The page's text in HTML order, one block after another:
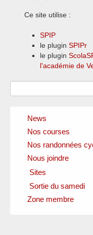
Ce site utilise :
SPIP
le plugin SPIPr
le plugin
l'académie de
News
Nos courses
Nos randonnées
Nous joindre
Sites
Clubs amis
Fédérations
Sortie du samedi
Circuits
Zone membre